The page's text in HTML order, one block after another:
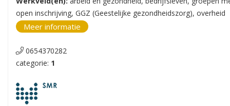
open inschrijving, GGZ (Geestelijke gezondheidszorg), overheid
Meer informatie
0654370282
categorie: 1